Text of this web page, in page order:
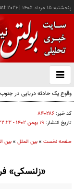
پنجشنبه ۱۵ مرداد ۱۴۰۵ |
2026
باز
و
وقوع یک حادثه دریایی در
کد خبر: ۸۴۰۲۸۶
تاریخ انتشار: ۱۹ بهمن ۱۴۰۲ - ۲۲:۲۲
صفحه نخست »بین الملل »بین
«زلنسکی»